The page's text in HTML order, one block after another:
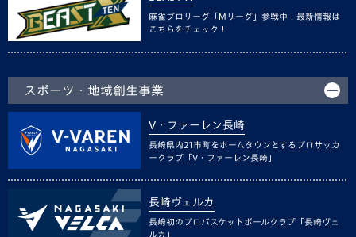
麻雀プロリーグ「Mリーグ」参戦中！最新情報は
こちらをチェック！
スポーツ・地域創生事業
V・ファーレン長崎
長崎県内21市町をホームタウンとするプロサッカ
ークラブ「V・ファーレン長崎」
長崎ヴェルカ
長崎初のプロバスケットボールクラブ「長崎ヴェ
ルカ」